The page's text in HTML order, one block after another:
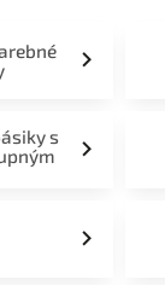
s